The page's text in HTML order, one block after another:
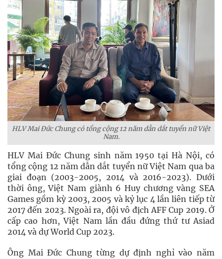
HLV Mai Đức Chung có tổng cộng 12 năm dẫn dắt tuyển nữ Việt
Nam.
HLV Mai Đức Chung sinh năm 1950 tại Hà Nội, có
tổng cộng 12 năm dẫn dắt tuyển nữ Việt Nam qua ba
giai đoạn (2003-2005, 2014 và 2016-2023). Dưới
thời ông, Việt Nam giành 6 Huy chương vàng SEA
Games gồm kỳ 2003, 2005 và kỷ lục 4 lần liên tiếp từ
2017 đến 2023. Ngoài ra, đội vô địch AFF Cup 2019. Ở
cấp cao hơn, Việt Nam lần đầu đứng thứ tư Asiad
2014 và dự World Cup 2023.
Ông Mai Đức Chung từng dự định nghỉ vào năm